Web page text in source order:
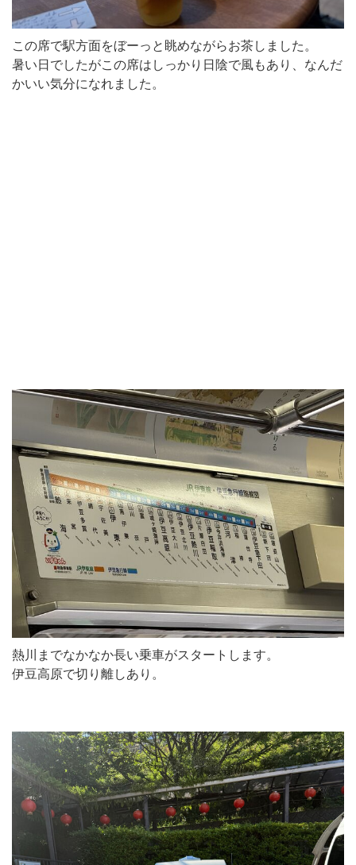
この席で駅方面をぼーっと眺めながらお茶しました。
暑い日でしたがこの席はしっかり日陰で風もあり、なんだ
かいい気分になれました。
熱川までなかなか長い乗車がスタートします。
伊豆高原で切り離しあり。